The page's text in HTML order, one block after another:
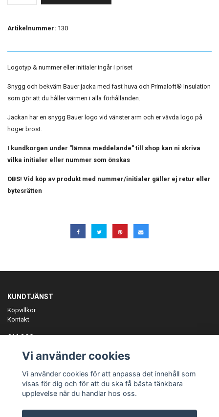
Artikelnummer: 130
Logotyp & nummer eller initialer ingår i priset
Snygg och bekväm Bauer jacka med fast huva och Primaloft® Insulation
som gör att du håller värmen i alla förhållanden.
Jackan har en snygg Bauer logo vid vänster arm och er vävda logo på
höger bröst.
I kundkorgen under "lämna meddelande" till shop kan ni skriva
vilka initialer eller nummer som önskas
OBS! Vid köp av produkt med nummer/initialer gäller ej retur eller
bytesrätten
KUNDTJÄNST
Köpvillkor
Kontakt
OM OSS
ANMÄL DIG TILL VÅRT NYHETSBREV
Prenumerera
Vi använder cookies
Vi använder cookies för att anpassa det innehåll som
visas för dig och för att du ska få bästa tänkbara
upplevelse när du handlar hos oss.